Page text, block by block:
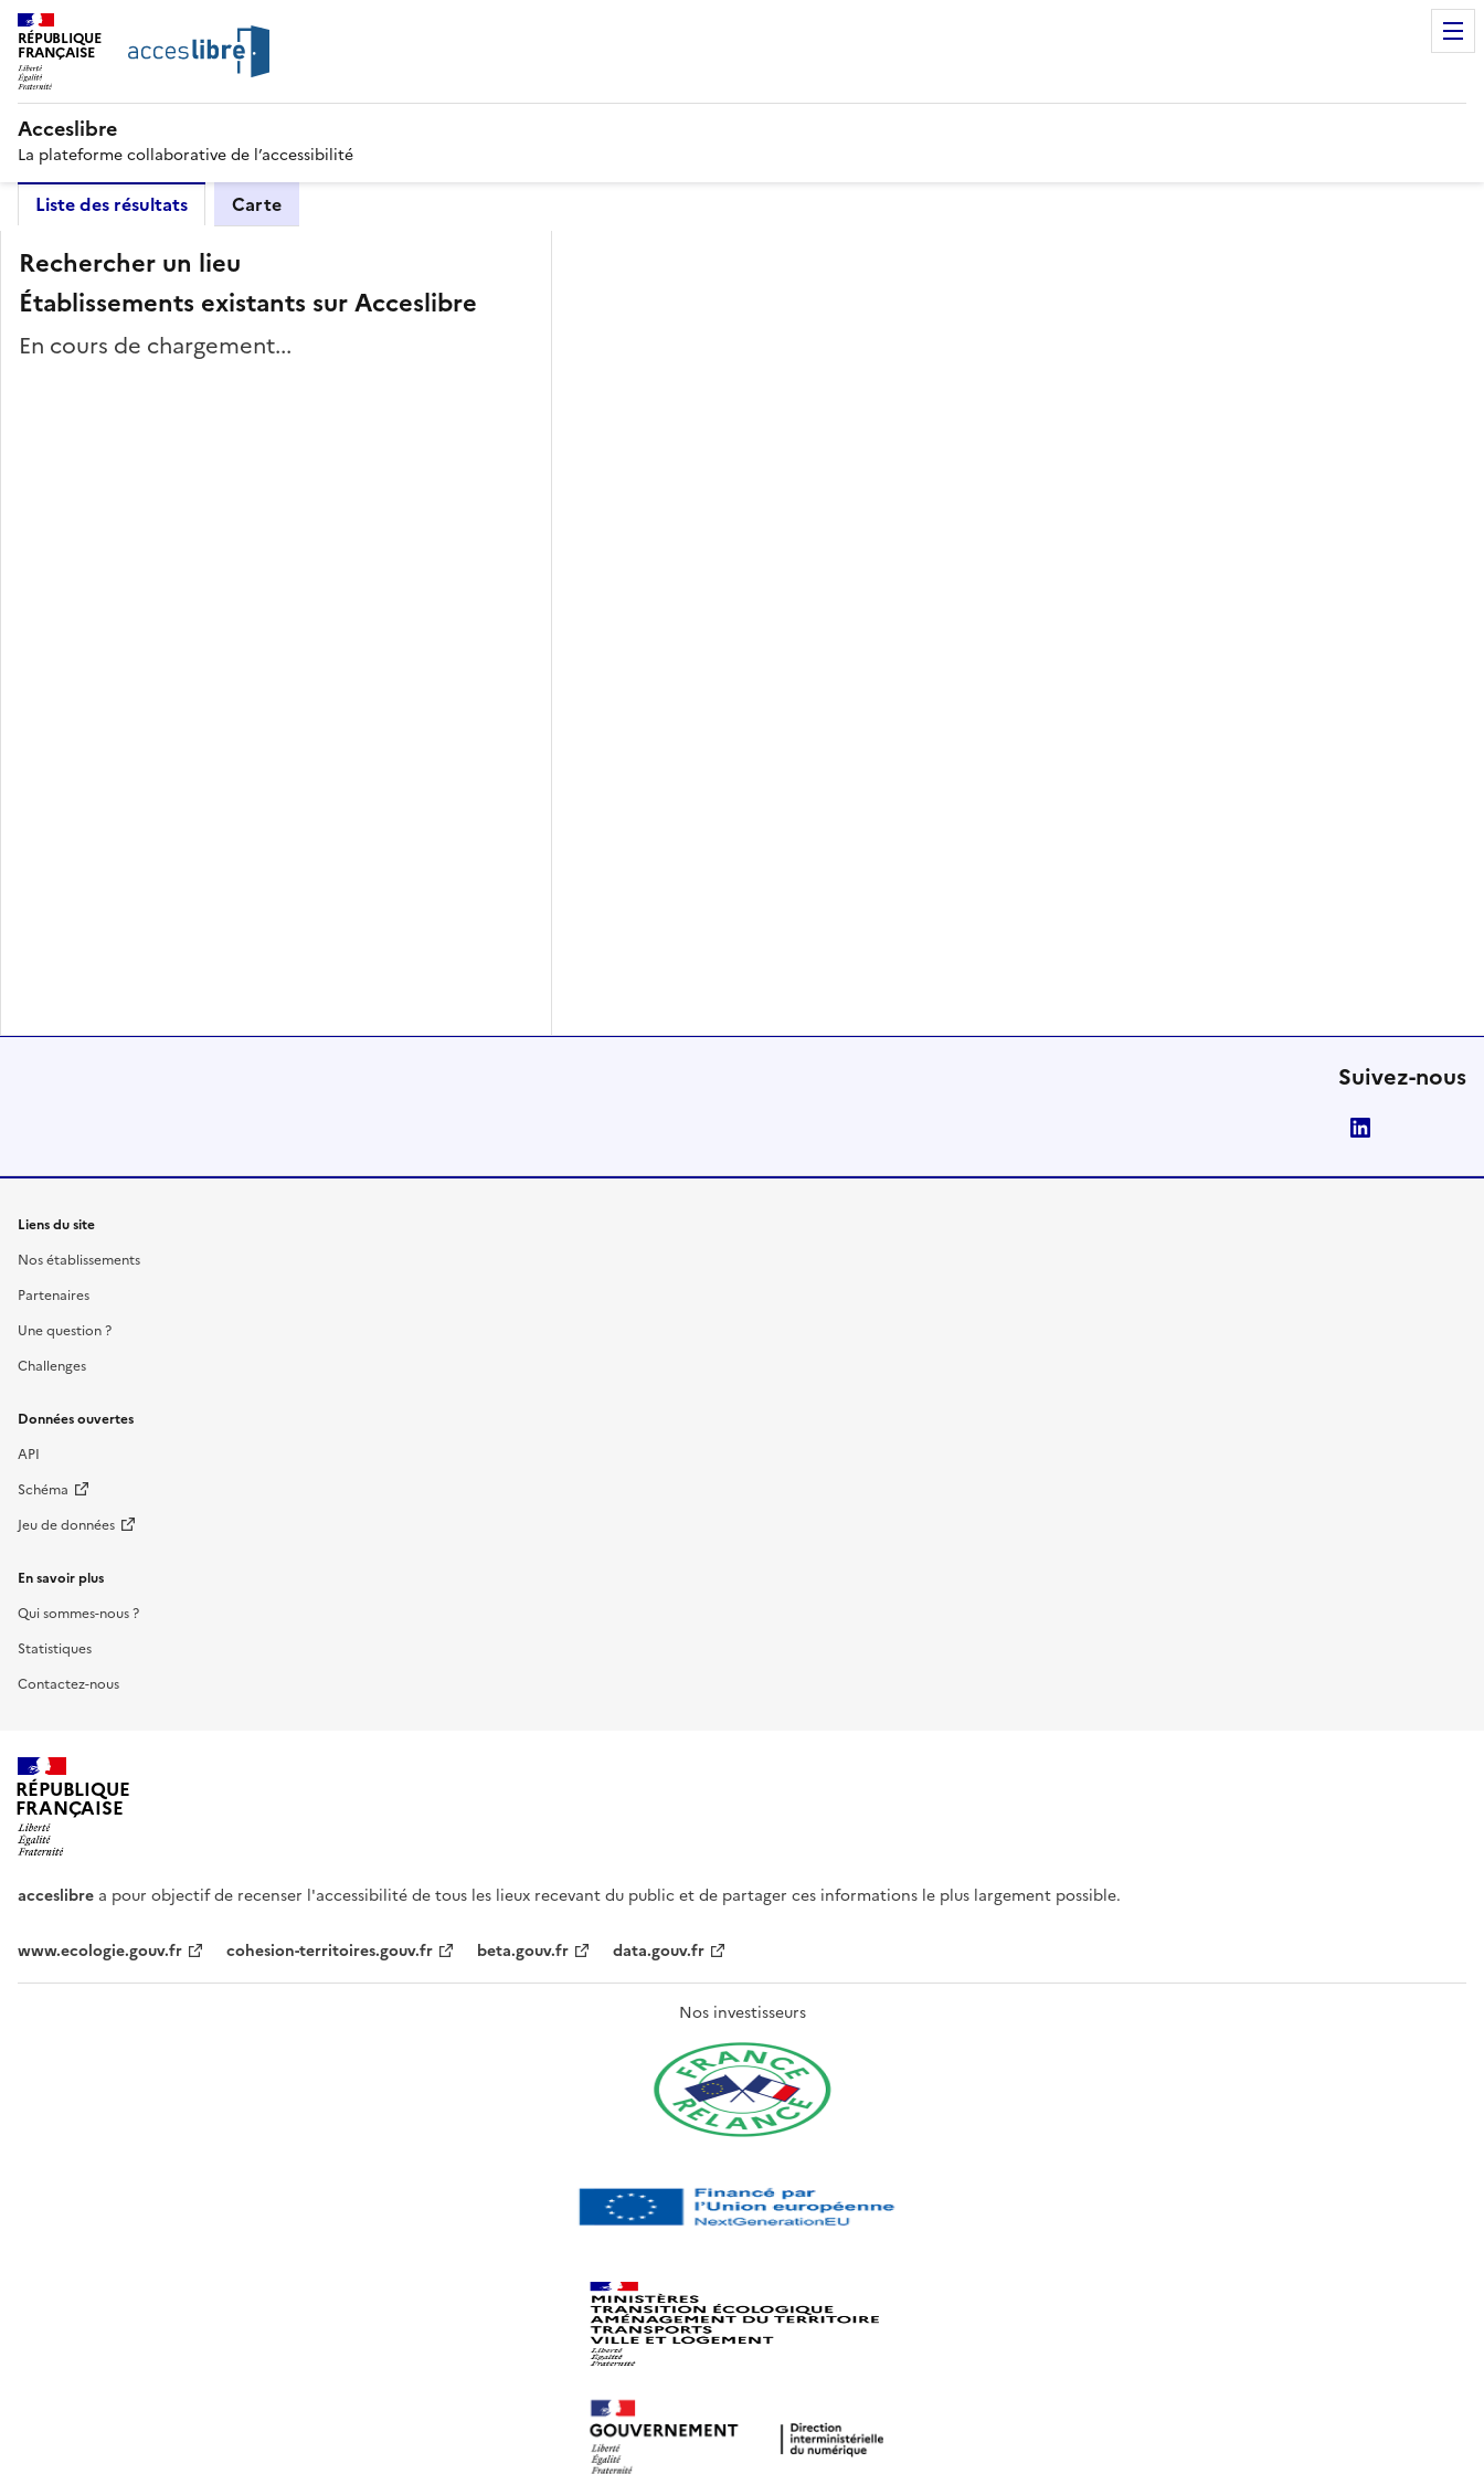
RÉPUBLIQUE
FRANÇAISE
Acceslibre
La plateforme collaborative de l’accessibilité
Liste des résultats Carte
Rechercher un lieu
Établissements existants sur Acceslibre
En cours de chargement...
Suivez-nous
Liens du site
Nos établissements
Partenaires
Une question ?
Challenges
Données ouvertes
API
Schéma
Jeu de données
En savoir plus
Qui sommes-nous ?
Statistiques
Contactez-nous
RÉPUBLIQUE
FRANÇAISE
acceslibre a pour objectif de recenser l'accessibilité de tous les lieux recevant du public et de partager ces informations le plus largement possible.
www.ecologie.gouv.fr cohesion-territoires.gouv.fr beta.gouv.fr data.gouv.fr
Nos investisseurs